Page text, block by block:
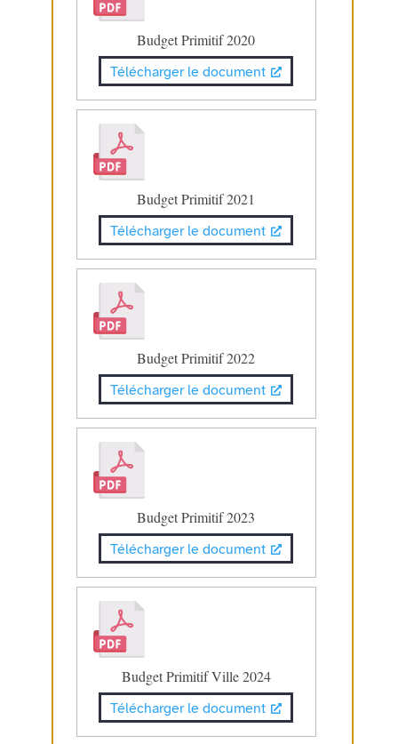
Budget Primitif 2020
Télécharger le document
Budget Primitif 2021
Télécharger le document
Budget Primitif 2022
Télécharger le document
Budget Primitif 2023
Télécharger le document
Budget Primitif Ville 2024
Télécharger le document